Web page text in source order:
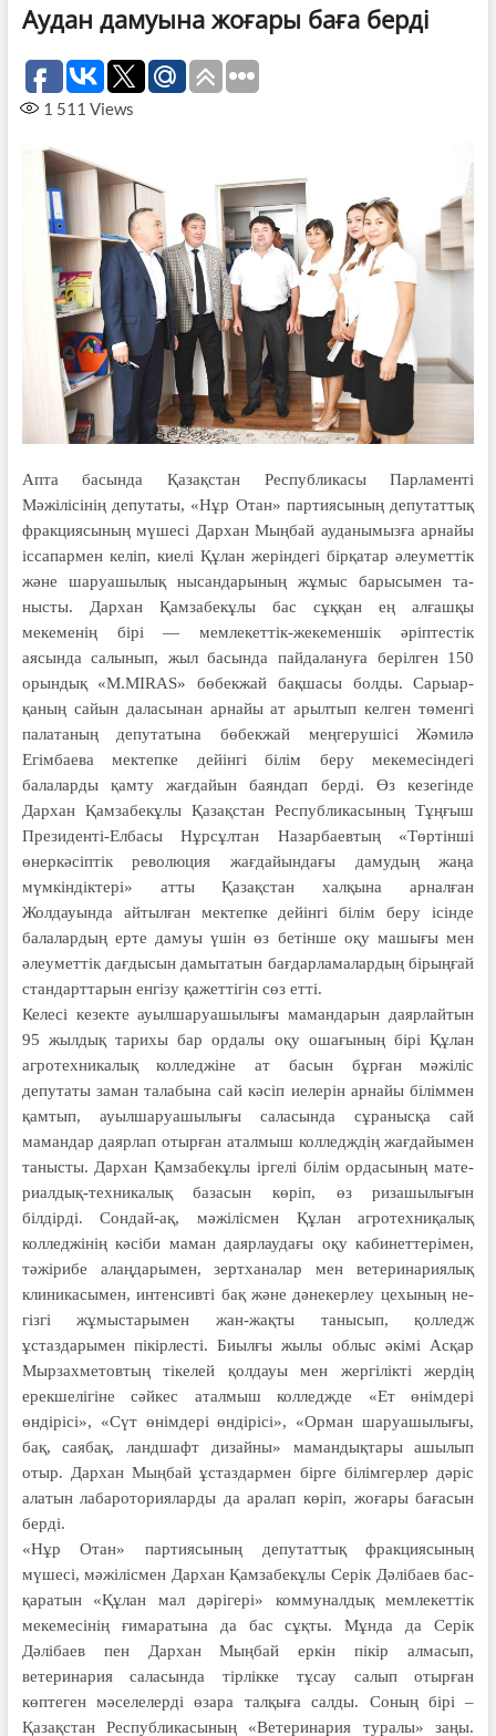
Аудан дамуына жоғары баға берді
1 511 Views
Апта басында Қазақстан Респуб­ли­касы Парламенті
Мәжілісінің депу­таты, «Нұр Отан» партиясының депутаттық
фракциясының мүшесі Дар­хан Мыңбай ауданымызға арнайы
іссапармен келіп, киелі Құлан жеріндегі бірқатар әлеуметтік
және шаруашылық нысандарының жұмыс барысымен та­
нысты. Дархан Қамзабекұлы бас сұққан ең алғашқы
мекеменің бірі — мемлекеттік-жекеменшік әріп­тестік
аясында салы­нып, жыл басын­да пайдалануға берілген 150
орын­дық «M.MIRAS» бөбекжай бақ­шасы болды. Сарыар­
қаның сайын даласынан арнайы ат арылтып келген төменгі
палатаның депутатына бөбекжай меңгерушісі Жәмилә
Егімбаева мектепке дейінгі білім беру мекемесіндегі
балаларды қамту жағдайын баяндап берді. Өз кезегінде
Дархан Қамзабекұлы Қазақстан Республикасының Тұңғыш
Президенті-Елбасы Нұрсұлтан Назарбаевтың «Төртінші
өнеркәсіптік революция жағдайындағы дамудың жаңа
мүмкіндіктері» атты Қазақстан халқына арналған
Жолдауында ай­тылған мектепке дейінгі білім беру ісінде
балалардың ерте дамуы үшін өз бетінше оқу машығы мен
әлеуметтік дағдысын дамытатын бағдарламалардың бірыңғай
стан­дарттарын енгізу қажеттігін сөз етті.
Келесі кезекте ауылшаруашылығы мамандарын даяр­лайтын
95 жылдық тарихы бар ор­далы оқу ошағының бірі Құлан
агро­техникалық колледжіне ат басын бұр­ған мәжіліс
депутаты заман тала­бына сай кәсіп иелерін арнайы білім­мен
қамтып, ауылшаруашылығы сала­сында сұранысқа сай
мамандар даяр­лап отырған аталмыш колледждің жағдайымен
танысты. Дархан Қам­забекұлы іргелі білім ордасының мате­
риалдық-техникалық базасын кө­ріп, өз ризашылығын
білдірді. Сон­дай-ақ, мәжілісмен Құлан агро­техниқалық
колледжінің кәсіби маман даяр­лаудағы оқу кабинеттерімен,
тәжі­рибе алаңдарымен, зертханалар мен ветеринариялық
клиникасымен, интен­сив­ті бақ және дәнекерлеу цехының не­­
гізгі жұмыстарымен жан-жақты та­нысып, қолледж
ұстаздарымен пі­кір­лесті. Биылғы жылы облыс әкімі Асқар
Мырзахметовтың тікелей қолдауы мен жергілікті жердің
ерекшелігіне сәйкес аталмыш колледжде «Ет өнімдері
өндірісі», «Сүт өнімдері өндірісі», «Орман шаруашылығы,
бақ, саябақ, ландшафт дизайны» мамандықтары ашылып
отыр. Дархан Мыңбай ұстаздармен бірге білімгерлер дәріс
алатын лабароторияларды да аралап көріп, жоғары бағасын
берді.
«Нұр Отан» партиясының де­пу­таттық фракциясының
мүшесі, мә­жі­лісмен Дархан Қамзабекұлы Серік Дәлібаев бас­
қаратын «Құлан мал дәрігері» комму­налдық мемлекеттік
мекемесінің ғи­мара­тына да бас сұқты. Мұнда да Серік
Дәлібаев пен Дархан Мыңбай еркін пікір алмасып,
ветеринария саласында тір­лікке тұсау салып отырған
көптеген мәсе­лелерді өзара талқыға салды. Соның бірі –
Қазақстан Республикасының «Вете­ринария туралы» заңы.